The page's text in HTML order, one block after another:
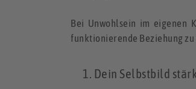
Bei Unwohlsein im eigenen
funktionierende Beziehung
1. Dein Selbstbild